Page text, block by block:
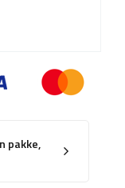
pakke,